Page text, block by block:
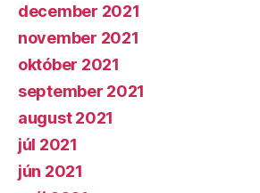
december 2021
november 2021
október 2021
september 2021
august 2021
júl 2021
jún 2021